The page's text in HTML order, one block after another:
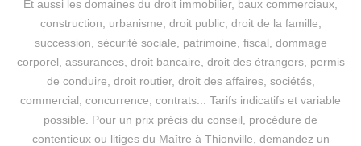
Et aussi les domaines du droit immobilier, baux commerciaux,
construction, urbanisme, droit public, droit de la famille,
succession, sécurité sociale, patrimoine, fiscal, dommage
corporel, assurances, droit bancaire, droit des étrangers, permis
de conduire, droit routier, droit des affaires, sociétés,
commercial, concurrence, contrats... Tarifs indicatifs et variable
possible. Pour un prix précis du conseil, procédure de
contentieux ou litiges du Maître à Thionville, demandez un